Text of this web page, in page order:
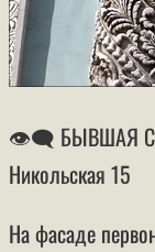
👁‍🗨 БЫВШАЯ
Никольская 15
На фасаде